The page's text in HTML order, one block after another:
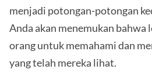
menjadi potongan-potongan
Anda akan menemukan bahwa
orang untuk memahami dan
yang telah mereka lihat.